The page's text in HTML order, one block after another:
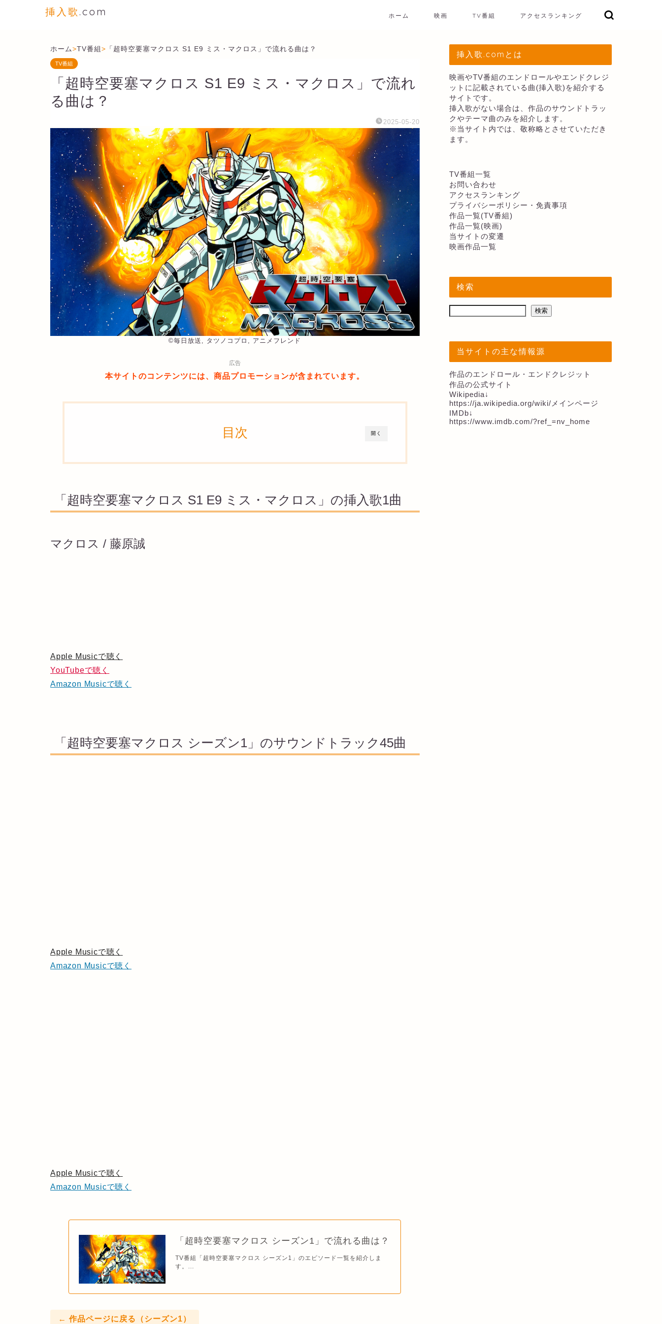
挿入歌.com ホーム 映画 TV番組 アクセスランキング
ホーム>TV番組> 「超時空要塞マクロス S1 E9 ミス・マクロス」で流れる曲は？
TV番組
「超時空要塞マクロス S1 E9 ミス・マクロス」で流れ
る曲は？
2025-05-20
©︎毎日放送, タツノコプロ, アニメフレンド
広告
本サイトのコンテンツには、商品プロモーションが含まれています。
開く
目次
「超時空要塞マクロス S1 E9 ミス・マクロス」の挿入歌1曲
マクロス / 藤原誠
Apple Musicで聴く
YouTubeで聴く
Amazon Musicで聴く
「超時空要塞マクロス シーズン1」のサウンドトラック45曲
Apple Musicで聴く
Amazon Musicで聴く
Apple Musicで聴く
Amazon Musicで聴く
「超時空要塞マクロス シーズン1」で流れる曲は？
TV番組「超時空要塞マクロス シーズン1」のエピソード一覧を紹介しま
す。...
← 作品ページに戻る（シーズン1）
挿入歌.comとは
映画やTV番組のエンドロールやエンドクレジ
ットに記載されている曲(挿入歌)を紹介する
サイトです。
挿入歌がない場合は、作品のサウンドトラッ
クやテーマ曲のみを紹介します。
※当サイト内では、敬称略とさせていただき
ます。
TV番組一覧
お問い合わせ
アクセスランキング
プライバシーポリシー・免責事項
作品一覧(TV番組)
作品一覧(映画)
当サイトの変遷
映画作品一覧
検索
検索
当サイトの主な情報源
作品のエンドロール・エンドクレジット
作品の公式サイト
Wikipedia↓
https://ja.wikipedia.org/wiki/メインページ
IMDb↓
https://www.imdb.com/?ref_=nv_home